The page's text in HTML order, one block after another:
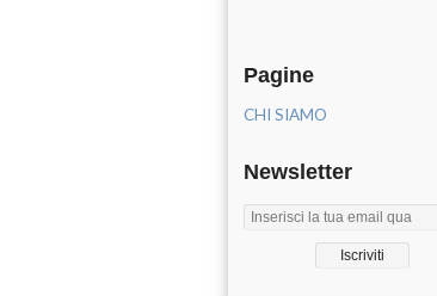
Pagine
CHI SIAMO
Newsletter